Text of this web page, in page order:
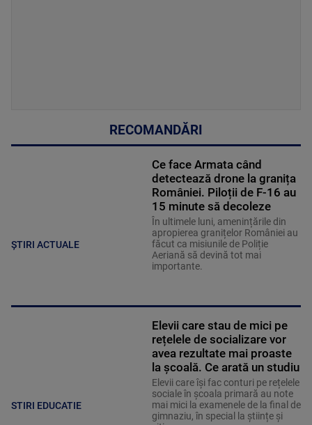
RECOMANDĂRI
ȘTIRI ACTUALE
Ce face Armata când
detectează drone la granița
României. Piloții de F-16 au
15 minute să decoleze
În ultimele luni, amenințările din
apropierea granițelor României au
făcut ca misiunile de Poliție
Aeriană să devină tot mai
importante.
STIRI EDUCATIE
Elevii care stau de mici pe
rețelele de socializare vor
avea rezultate mai proaste
la școală. Ce arată un studiu
Elevii care îşi fac conturi pe rețelele
sociale în școala primară au note
mai mici la examenele de la final de
gimnaziu, în special la științe și